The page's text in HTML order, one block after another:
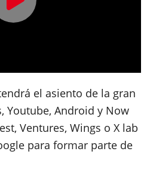
el asiento de la gran
Youtube, Android y Now
Ventures, Wings o X lab
para formar parte de